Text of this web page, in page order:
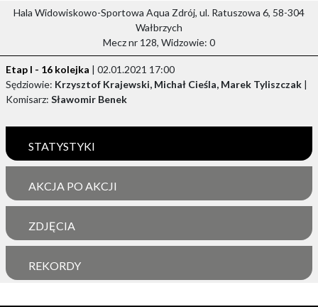
Hala Widowiskowo-Sportowa Aqua Zdrój, ul. Ratuszowa 6, 58-304
Wałbrzych
Mecz nr 128, Widzowie: 0
Etap I - 16 kolejka | 02.01.2021 17:00
Sędziowie: Krzysztof Krajewski, Michał Cieśla, Marek Tyliszczak |
Komisarz: Sławomir Benek
STATYSTYKI
AKCJA PO AKCJI
ZDJĘCIA
REKORDY